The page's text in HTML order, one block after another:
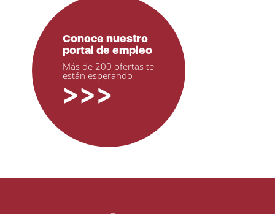
Conoce nuestro
portal de empleo
Más de 200 ofertas te
están esperando